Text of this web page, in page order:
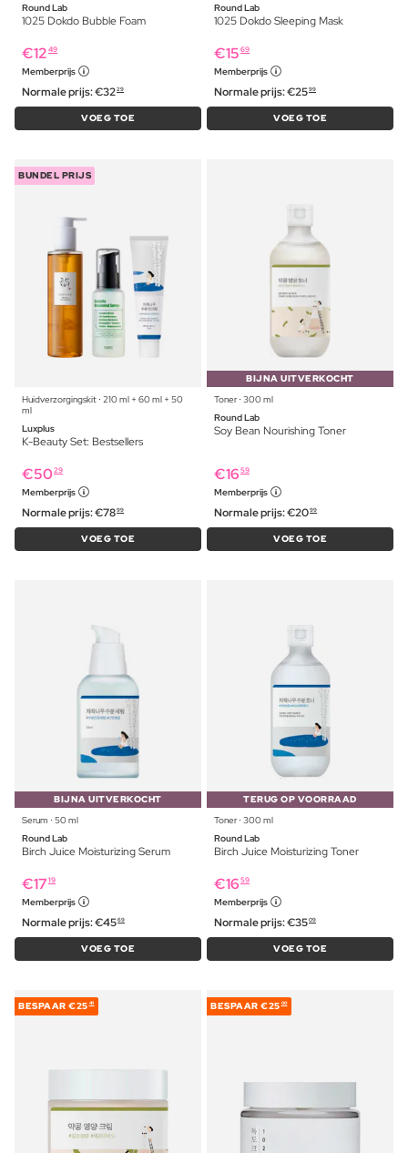
Round Lab
1025 Dokdo Bubble Foam
€12 49
Memberprijs
Normale prijs:€3229
VOEG TOE
Round Lab
1025 Dokdo Sleeping Mask
€15 69
Memberprijs
Normale prijs:€2599
VOEG TOE
BUNDEL PRIJS
Huidverzorgingskit ⋅ 210 ml + 60 ml + 50
ml
Luxplus
K-Beauty Set: Bestsellers
€5029
Memberprijs
Normale prijs:€7899
VOEG TOE
BIJNA UITVERKOCHT
Toner ⋅ 300 ml
Round Lab
Soy Bean Nourishing Toner
€16 59
Memberprijs
Normale prijs:€2099
VOEG TOE
BIJNA UITVERKOCHT
Serum ⋅ 50 ml
Round Lab
Birch Juice Moisturizing Serum
€17 19
Memberprijs
Normale prijs:€4569
VOEG TOE
TERUG OP VOORRAAD
Toner ⋅ 300 ml
Round Lab
Birch Juice Moisturizing Toner
€16 59
Memberprijs
Normale prijs:€3509
VOEG TOE
BESPAAR €25 41 BESPAAR €25 00